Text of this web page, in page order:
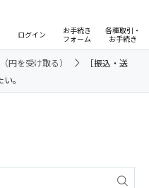
ログイン
お手続き
フォーム
各種取引・
お手続き
円を受け取る）
［振込・送
。